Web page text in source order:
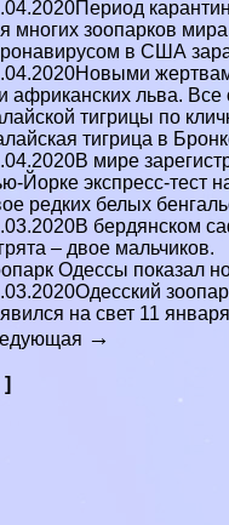
многих зоопарков
в США
африканских льва.
тигрицы по
тигрица в
мире
Йорке экспресс-тест
редких белых
бердянском
– двое мальчиков.
Одессы показал
на свет 11
→
]